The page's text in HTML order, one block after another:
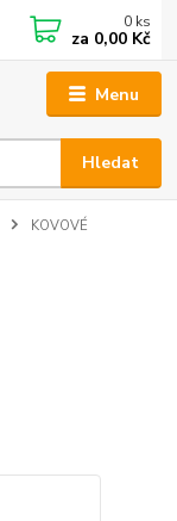
Menu
Hledat
0 ks
za 0,00 Kč
KOVOVÉ